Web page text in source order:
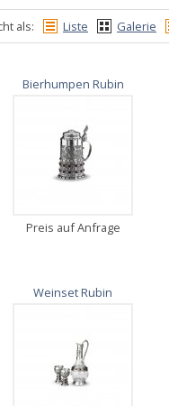
als: Liste Galerie
Bierhumpen Rubin
Preis auf Anfrage
Weinset Rubin